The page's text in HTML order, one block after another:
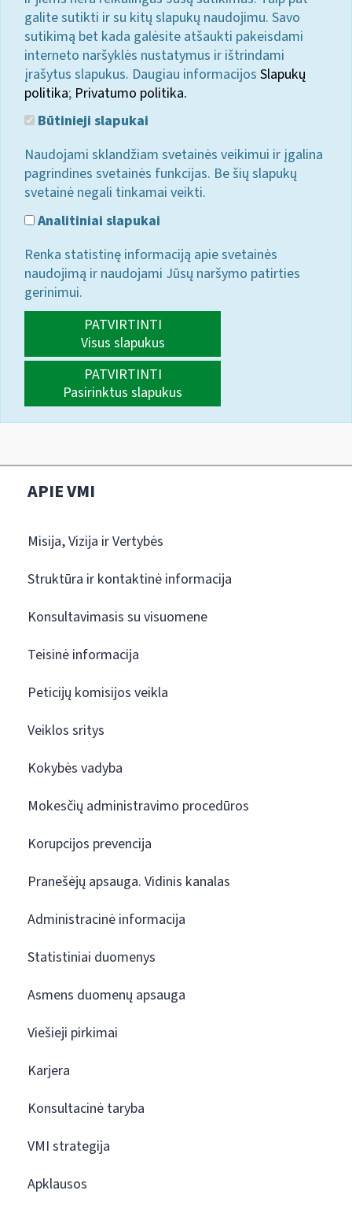
galite sutikti ir su kitų slapukų naudojimu. Savo
sutikimą bet kada galėsite atšaukti pakeisdami
interneto naršyklės nustatymus ir ištrindami
įrašytus slapukus. Daugiau informacijos Slapukų
politika; Privatumo politika.
Būtinieji slapukai
Naudojami sklandžiam svetainės veikimui ir įgalina
pagrindines svetainės funkcijas. Be šių slapukų
svetainė negali tinkamai veikti.
Analitiniai slapukai
Renka statistinę informaciją apie svetainės
naudojimą ir naudojami Jūsų naršymo patirties
gerinimui.
PATVIRTINTI
Visus slapukus
PATVIRTINTI
Pasirinktus slapukus
APIE VMI
Misija, Vizija ir Vertybės
Struktūra ir kontaktinė informacija
Konsultavimasis su visuomene
Teisinė informacija
Peticijų komisijos veikla
Veiklos sritys
Kokybės vadyba
Mokesčių administravimo procedūros
Korupcijos prevencija
Pranešėjų apsauga. Vidinis kanalas
Administracinė informacija
Statistiniai duomenys
Asmens duomenų apsauga
Viešieji pirkimai
Karjera
Konsultacinė taryba
VMI strategija
Apklausos